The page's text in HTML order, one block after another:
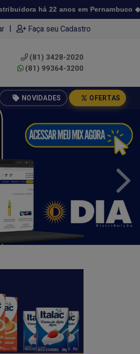
em Pernambuco ◆ Preço de
| Faça seu Cadastro
(81) 3428-2020
(81) 99364-3200
NOVIDADES OFERTAS